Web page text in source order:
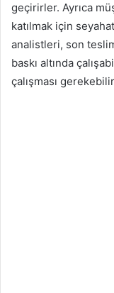
geçirirler. Ayrıca
katılmak için
analistleri, son
baskı altında
çalışması